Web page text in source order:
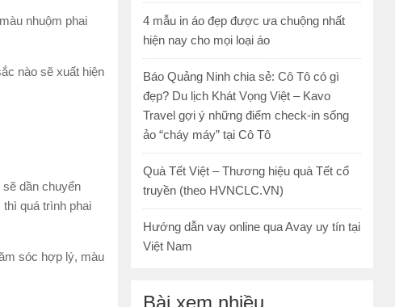
nhuộm phai
nào sẽ xuất hiện
dần chuyển
quá trình phai
sóc hợp lý, màu
4 mẫu in áo đẹp được ưa chuộng nhất
hiện nay cho mọi loại áo
Báo Quảng Ninh chia sẻ: Cô Tô có gì
đẹp? Du lịch Khát Vọng Việt – Kavo
Travel gợi ý những điểm check-in sống
ảo “cháy máy” tại Cô Tô
Quà Tết Việt – Thương hiệu quà Tết cổ
truyền (theo HVNCLC.VN)
Hướng dẫn vay online qua Avay uy tín tại
Việt Nam